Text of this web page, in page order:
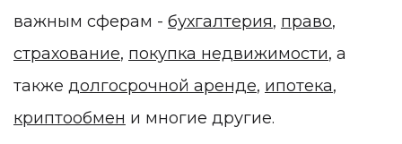
важным сферам - бухгалтерия, право,
страхование, покупка недвижимости, а
также долгосрочной аренде, ипотека,
криптообмен и многие другие.